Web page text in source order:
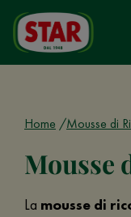
Home Mousse di
Mousse
La mousse di